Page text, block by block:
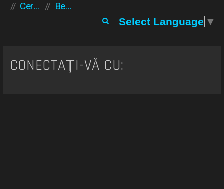
Cereri / accese servere
Beneficii vip gold
Select Language ▼
t
CONECTAȚI-VĂ CU: